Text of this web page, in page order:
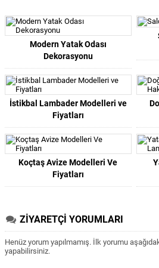
Modern Yatak Odası
Dekorasyonu
İstikbal Lambader Modelleri ve
Fiyatları
Koçtaş Avize Modelleri Ve
Fiyatları
ZİYARETÇİ YORUMLARI
Henüz yorum yapılmamış. İlk yorumu
yapabilirsiniz.